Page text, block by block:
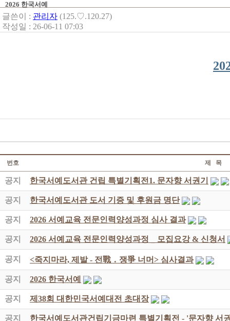
2026 한국서예
글쓴이 : 관리자 (125.♡.120.27)
작성일 : 26-06-11 07:03
번호 제 목
공지 한국서예도서관 건립 특별기획전1. 문자향 서권기
공지 한국서예도서관 도서 기증 및 후원금 명단
공지 2026 서예교육 전문인력양성과정 심사 결과
공지 2026 서예교육 전문인력양성과정 _ 모집요강 & 신청서
공지 <죽지마라, 제발 - 전戰 ․ 쟁爭 너머> 심사결과
공지 2026 한국서예
공지 제38회 대한민국서예대전 초대장
공지 한국서예도서관건립기금마련 특별기획전 - '문자향 서